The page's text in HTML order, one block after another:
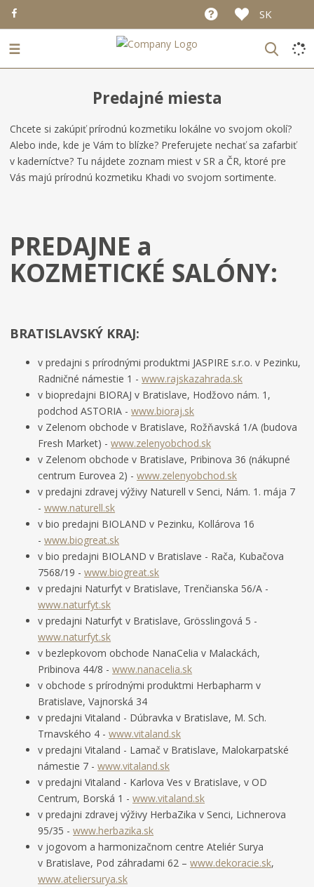
SK
☰
Predajné miesta
Chcete si zakúpiť prírodnú kozmetiku lokálne vo svojom okolí?
Alebo inde, kde je Vám to blízke? Preferujete nechať sa zafarbiť
v kaderníctve? Tu nájdete zoznam miest v SR a ČR, ktoré pre
Vás majú prírodnú kozmetiku Khadi vo svojom sortimente.
PREDAJNE a
KOZMETICKÉ SALÓNY:
BRATISLAVSKÝ KRAJ:
v predajni s prírodnými produktmi JASPIRE s.r.o. v Pezinku,
Radničné námestie 1 -www.rajskazahrada.sk
v biopredajni BIORAJ v Bratislave, Hodžovo nám. 1,
podchod ASTORIA -www.bioraj.sk
v Zelenom obchode v Bratislave, Rožňavská 1/A (budova
Fresh Market) -www.zelenyobchod.sk
v Zelenom obchode v Bratislave, Pribinova 36 (nákupné
centrum Eurovea 2) -www.zelenyobchod.sk
v predajni zdravej výživy Naturell v Senci, Nám. 1. mája 7
-www.naturell.sk
v bio predajni BIOLAND v Pezinku, Kollárova 16
-www.biogreat.sk
v bio predajni BIOLAND v Bratislave - Rača, Kubačova
7568/19 -www.biogreat.sk
v predajni Naturfyt v Bratislave, Trenčianska 56/A -
www.naturfyt.sk
v predajni Naturfyt v Bratislave, Grösslingová 5 -
www.naturfyt.sk
v bezlepkovom obchode NanaCelia v Malackách,
Pribinova 44/8 -www.nanacelia.sk
v obchode s prírodnými produktmi Herbapharm v
Bratislave, Vajnorská 34
v predajni Vitaland - Dúbravka v Bratislave, M. Sch.
Trnavského 4 -www.vitaland.sk
v predajni Vitaland - Lamač v Bratislave, Malokarpatské
námestie 7 -www.vitaland.sk
v predajni Vitaland - Karlova Ves v Bratislave, v OD
Centrum, Borská 1 -www.vitaland.sk
v predajni zdravej výživy HerbaZika v Senci, Lichnerova
95/35 -www.herbazika.sk
v jogovom a harmonizačnom centre Ateliér Surya
v Bratislave, Pod záhradami 62 –www.dekoracie.sk,
www.ateliersurya.sk